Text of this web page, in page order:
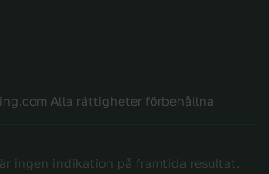
Alla rättigheter förbehållna
ingen indikation på framtida resultat.